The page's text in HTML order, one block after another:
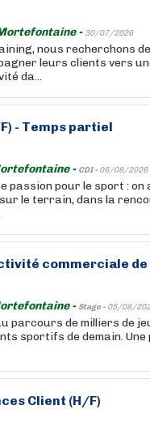
- 30/07/2026
nous recherchons
leurs clients vers
da...
- Temps partiel
- CDI - 06/08/2026
passion pour le sport : on
le terrain, dans la
commerciale
- Stage - 05/08/
parcours de milliers de
sportifs de demain. Une
Client (H/F)